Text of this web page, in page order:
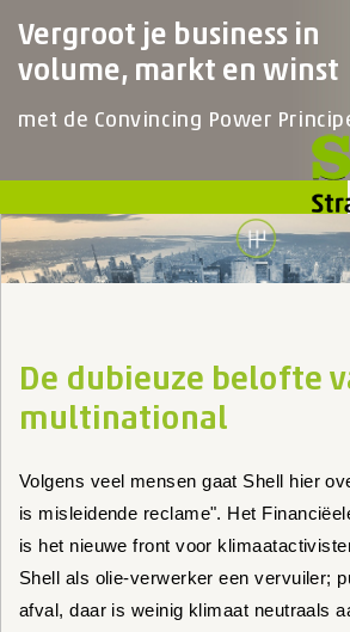
Vergroot je business in
volume, markt en winst
met de Convincing Power
De dubieuze belofte
multinational
Volgens veel mensen gaat Shell hier
is misleidende reclame". Het
is het nieuwe front voor
Shell als olie-verwerker een vervuiler;
afval, daar is weinig klimaat neutraals